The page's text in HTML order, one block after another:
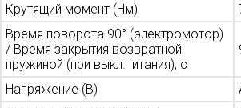
Крутящий момент (Нм)
Время поворота 90° (электромотор)
/ Время закрытия возвратной
пружиной (при выкл.питания), с
Напряжение (В)